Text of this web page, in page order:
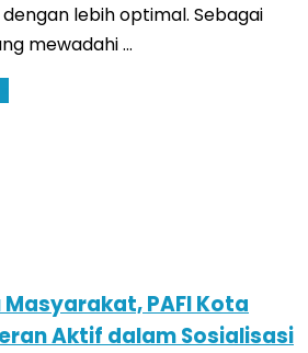
lebih optimal. Sebagai
mewadahi …
PAFI Kota
Aktif dalam Sosialisasi